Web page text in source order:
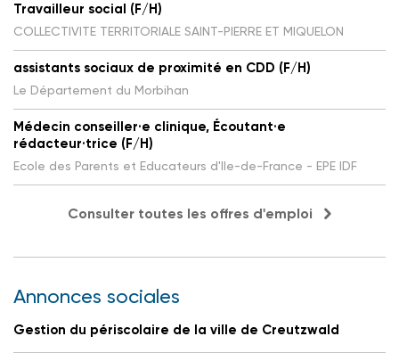
Travailleur social (F/H)
COLLECTIVITE TERRITORIALE SAINT-PIERRE ET MIQUELON
assistants sociaux de proximité en CDD (F/H)
Le Département du Morbihan
Médecin conseiller·e clinique, Écoutant·e
rédacteur·trice (F/H)
Ecole des Parents et Educateurs d'Ile-de-France - EPE IDF
Consulter toutes les offres d'emploi
Annonces sociales
Gestion du périscolaire de la ville de Creutzwald